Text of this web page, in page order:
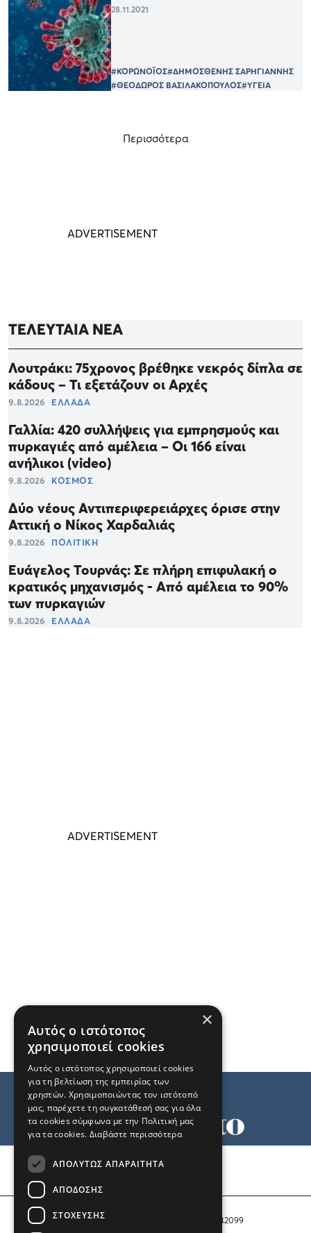
28.11.2021
#ΚΟΡΩΝΟΪΟΣ#ΔΗΜΟΣΘΕΝΗΣ ΣΑΡΗΓΙΑΝΝΗΣ
#ΘΕΟΔΩΡΟΣ ΒΑΣΙΛΑΚΟΠΟΥΛΟΣ#ΥΓΕΙΑ
Περισσότερα
ΤΕΛΕΥΤΑΙΑ ΝΕΑ
Λουτράκι: 75χρονος βρέθηκε νεκρός δίπλα σε
κάδους – Τι εξετάζουν οι Αρχές
9.8.2026 ΕΛΛΑΔΑ
Γαλλία: 420 συλλήψεις για εμπρησμούς και
πυρκαγιές από αμέλεια – Οι 166 είναι
ανήλικοι (video)
9.8.2026 ΚΟΣΜΟΣ
Δύο νέους Αντιπεριφερειάρχες όρισε στην
Αττική ο Νίκος Χαρδαλιάς
9.8.2026 ΠΟΛΙΤΙΚΗ
Ευάγελος Τουρνάς: Σε πλήρη επιφυλακή ο
κρατικός μηχανισμός - Από αμέλεια το 90%
των πυρκαγιών
9.8.2026 ΕΛΛΑΔΑ
Αριθμός Πιστοποίησης Μ.Η.Τ. 242099
×
Αυτός ο ιστότοπος
χρησιμοποιεί cookies
Αυτός ο ιστότοπος χρησιμοποιεί cookies
για τη βελτίωση της εμπειρίας των
χρηστών. Χρησιμοποιώντας τον ιστότοπό
μας, παρέχετε τη συγκατάθεσή σας για όλα
τα cookies σύμφωνα με την Πολιτική μας
για τα cookies. Διαβάστε περισσότερα
ΑΠΟΛΎΤΩΣ ΑΠΑΡΑΊΤΗΤΑ
ΑΠΌΔΟΣΗΣ
ΣΤΌΧΕΥΣΗΣ